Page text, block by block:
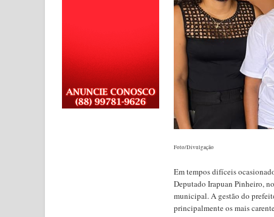
Foto/Divulgação
Em tempos difíceis
Deputado Irapuan Pinheiro,
municipal. A gestão do
principalmente os mais